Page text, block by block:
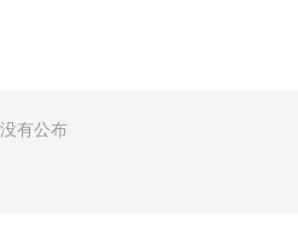
有公布